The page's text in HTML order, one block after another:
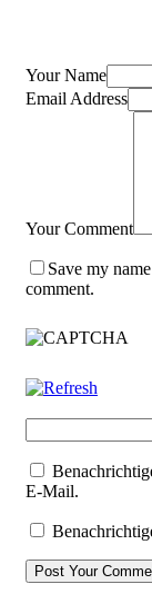
Your Name
Email Address
Your Comment
Save my
comment.
E-Mail.